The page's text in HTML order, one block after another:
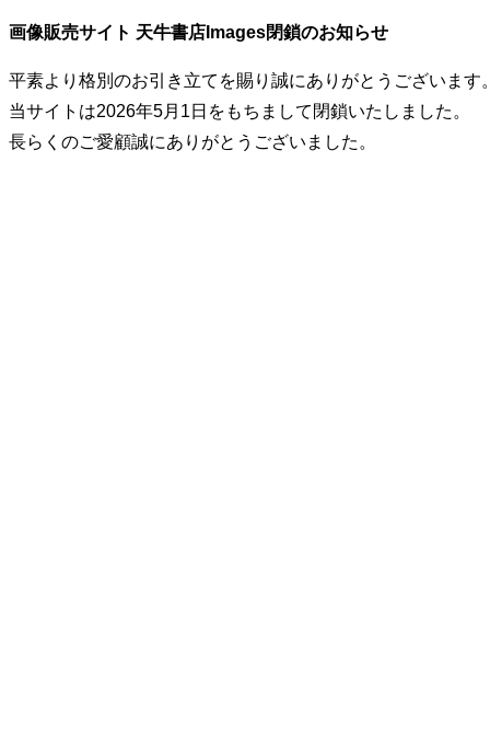
画像販売サイト 天牛書店Images閉鎖のお知らせ
平素より格別のお引き立てを賜り誠にありがとうございます
当サイトは2026年5月1日をもちまして閉鎖いたしました。
長らくのご愛顧誠にありがとうございました。